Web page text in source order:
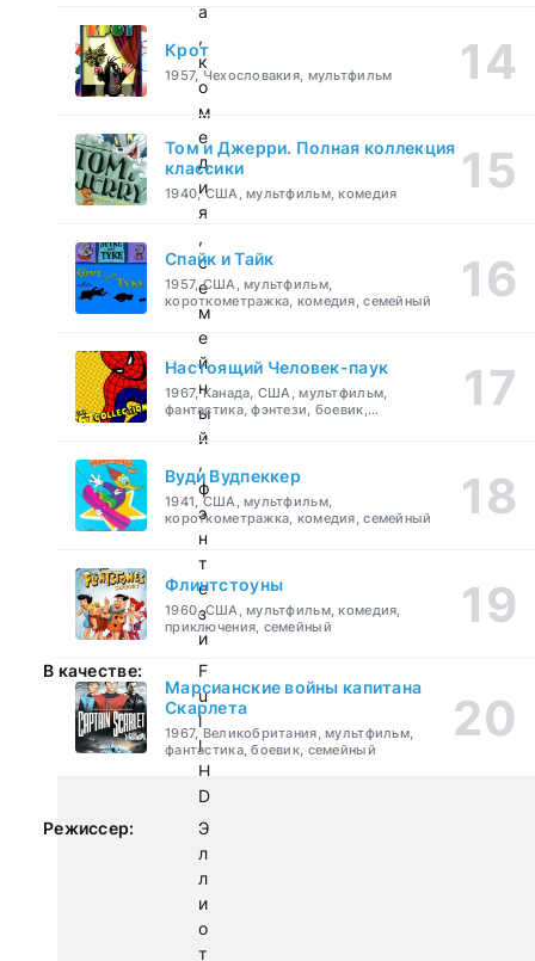
а
,
к
о
м
е
д
и
я
,
с
е
м
е
й
н
ы
й
,
ф
э
н
т
е
з
и
В качестве:
F
u
l
l
H
D
Режиссер:
Э
л
л
и
о
т
Крот
1957, Чехословакия, мультфильм
Том и Джерри. Полная коллекция
классики
1940, США, мультфильм, комедия
Спайк и Тайк
1957, США, мультфильм,
короткометражка, комедия, семейный
Настоящий Человек-паук
1967, Канада, США, мультфильм,
фантастика, фэнтези, боевик,
Вуди Вудпеккер
1941, США, мультфильм,
короткометражка, комедия, семейный
Флинтстоуны
1960, США, мультфильм, комедия,
приключения, семейный
Марсианские войны капитана
Скарлета
1967, Великобритания, мультфильм,
фантастика, боевик, семейный